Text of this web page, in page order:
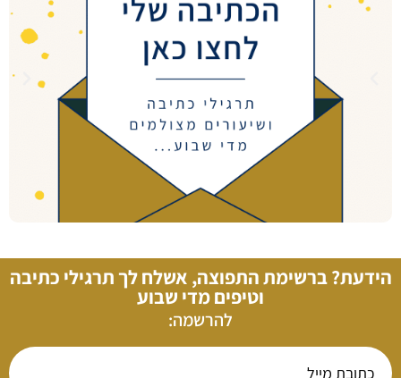
הידעת? ברשימת התפוצה, אשלח לך תרגילי כתיבה
וטיפים מדי שבוע
להרשמה: